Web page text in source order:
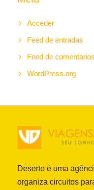
Acceder
Feed de entradas
Feed de comentarios
WordPress.org
Deserto é uma
organiza circuitos